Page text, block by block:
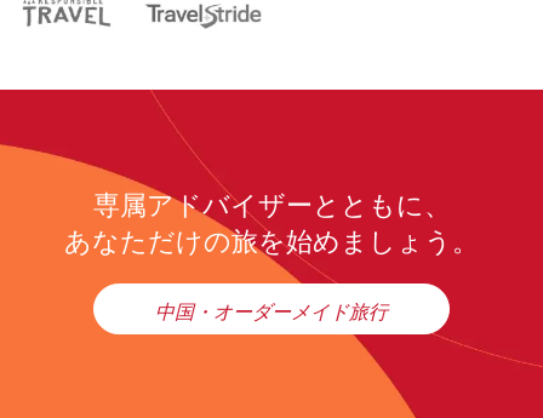
専属アドバイザーとともに、
あなただけの旅を始めましょう。
中国・オーダーメイド旅行